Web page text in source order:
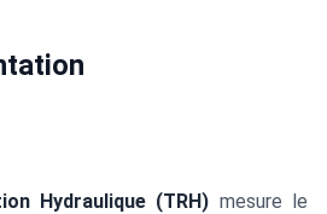
Hydraulique (TRH) mesure le